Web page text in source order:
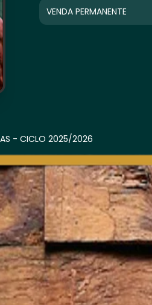
VENDA PERMANENTE
- CICLO 2025/2026